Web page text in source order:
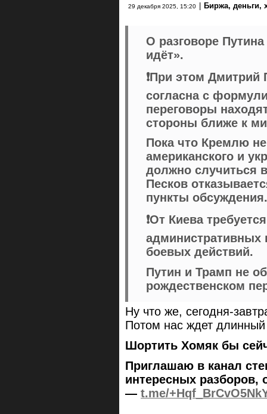
29 декабря 2025, 15:20 Биржа, деньги,
О разговоре
идёт».
❗️При этом
согласна с
переговоры
стороны ближе к
Пока что Кремлю
американского и
должно случиться
Песков
пункты обсуждения.
❗️От Киева
административных
боевых действий.
Путин и Трамп не
рождественском
Ну что же, сегодня-
Потом нас ждет
Шортить Хомяк бы
Приглашаю в канал
интересных разборов,
— t.me/